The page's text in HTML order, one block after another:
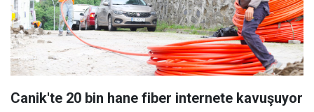
Canik'te 20 bin hane fiber internete kavuşuyor